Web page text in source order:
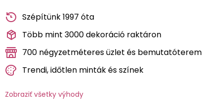
Szépítünk 1997 óta
Több mint 3000 dekoráció raktáron
700 négyzetméteres üzlet és bemutatóterem
Trendi, időtlen minták és színek
Zobraziť všetky výhody